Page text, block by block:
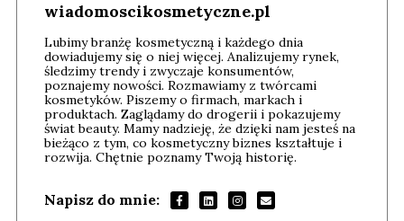
wiadomoscikosmetyczne.pl
Lubimy branżę kosmetyczną i każdego dnia
dowiadujemy się o niej więcej. Analizujemy rynek,
śledzimy trendy i zwyczaje konsumentów,
poznajemy nowości. Rozmawiamy z twórcami
kosmetyków. Piszemy o firmach, markach i
produktach. Zaglądamy do drogerii i pokazujemy
świat beauty. Mamy nadzieję, że dzięki nam jesteś na
bieżąco z tym, co kosmetyczny biznes kształtuje i
rozwija. Chętnie poznamy Twoją historię.
Napisz do mnie: